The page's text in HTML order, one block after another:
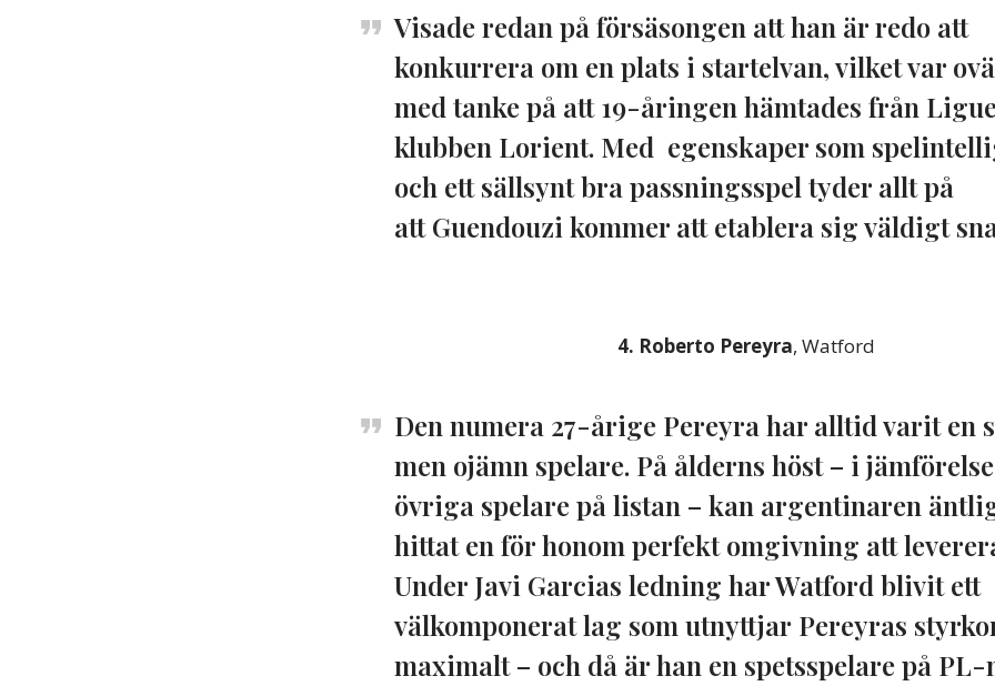
Visade redan på försäsongen att han är redo att
konkurrera om en plats i startelvan, vilket var
med tanke på att 19-åringen hämtades från
klubben Lorient. Med egenskaper som
och ett sällsynt bra passningsspel tyder allt på
att Guendouzi kommer att etablera sig väldigt
4. Roberto Pereyra, Watford
Den numera 27-årige Pereyra har alltid varit en
men ojämn spelare. På ålderns höst – i
övriga spelare på listan – kan argentinaren
hittat en för honom perfekt omgivning att
Under Javi Garcias ledning har Watford blivit ett
välkomponerat lag som utnyttjar Pereyras
maximalt – och då är han en spetsspelare på PL-